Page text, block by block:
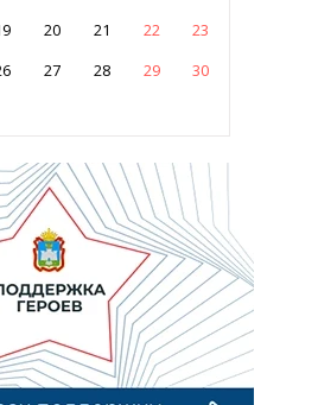
20 21 22
23
27 28 29
30